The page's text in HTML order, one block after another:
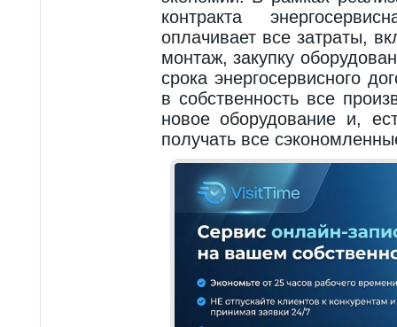
контракта
оплачивает все затраты,
монтаж, закупку
срока энергосервисного
в собственность все
новое оборудование и,
получать все